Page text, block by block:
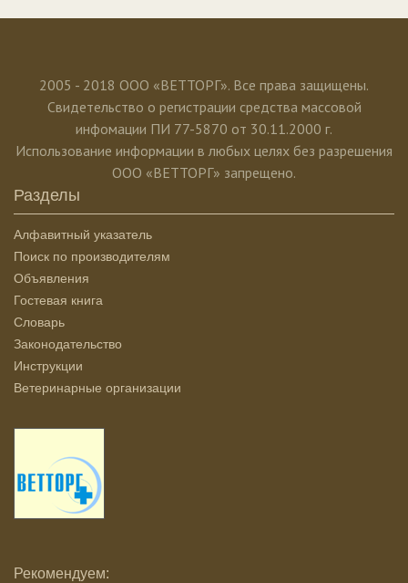
2005 - 2018 ООО «ВЕТТОРГ». Все права защищены.
Свидетельство о регистрации средства массовой
инфомации ПИ 77-5870 от 30.11.2000 г.
Использование информации в любых целях без разрешения
ООО «ВЕТТОРГ» запрещено.
Разделы
Алфавитный указатель
Поиск по производителям
Объявления
Гостевая книга
Словарь
Законодательство
Инструкции
Ветеринарные организации
Рекомендуем: